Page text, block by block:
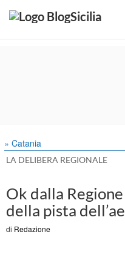
» Catania
LA DELIBERA REGIONALE
Ok dalla
della pista
di Redazione